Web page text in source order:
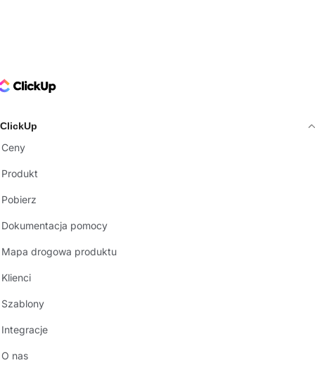
Logo
ClickUp
Ceny
Produkt
Pobierz
Dokumentacja pomocy
Mapa drogowa produktu
Klienci
Szablony
Integracje
O nas